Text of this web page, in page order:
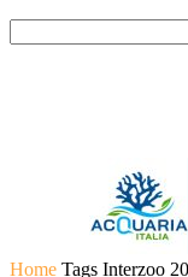
Home Tags Interzoo